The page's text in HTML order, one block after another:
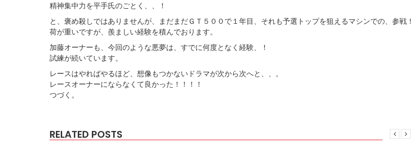
精神集中力を平手氏のごとく、、！
と、褒め殺しではありませんが、まだまだＧＴ５００で１年目、それも予選トップを狙えるマシンでの、参戦！
荷が重いですが、羨ましい経験を積んでおります。
加藤オーナーも、今回のような悪夢は、すでに何度となく経験、！
試練が続いています。
レースはやればやるほど、想像もつかないドラマが次から次へと、、。
レースオーナーにならなくて良かった！！！！
つづく。
RELATED POSTS